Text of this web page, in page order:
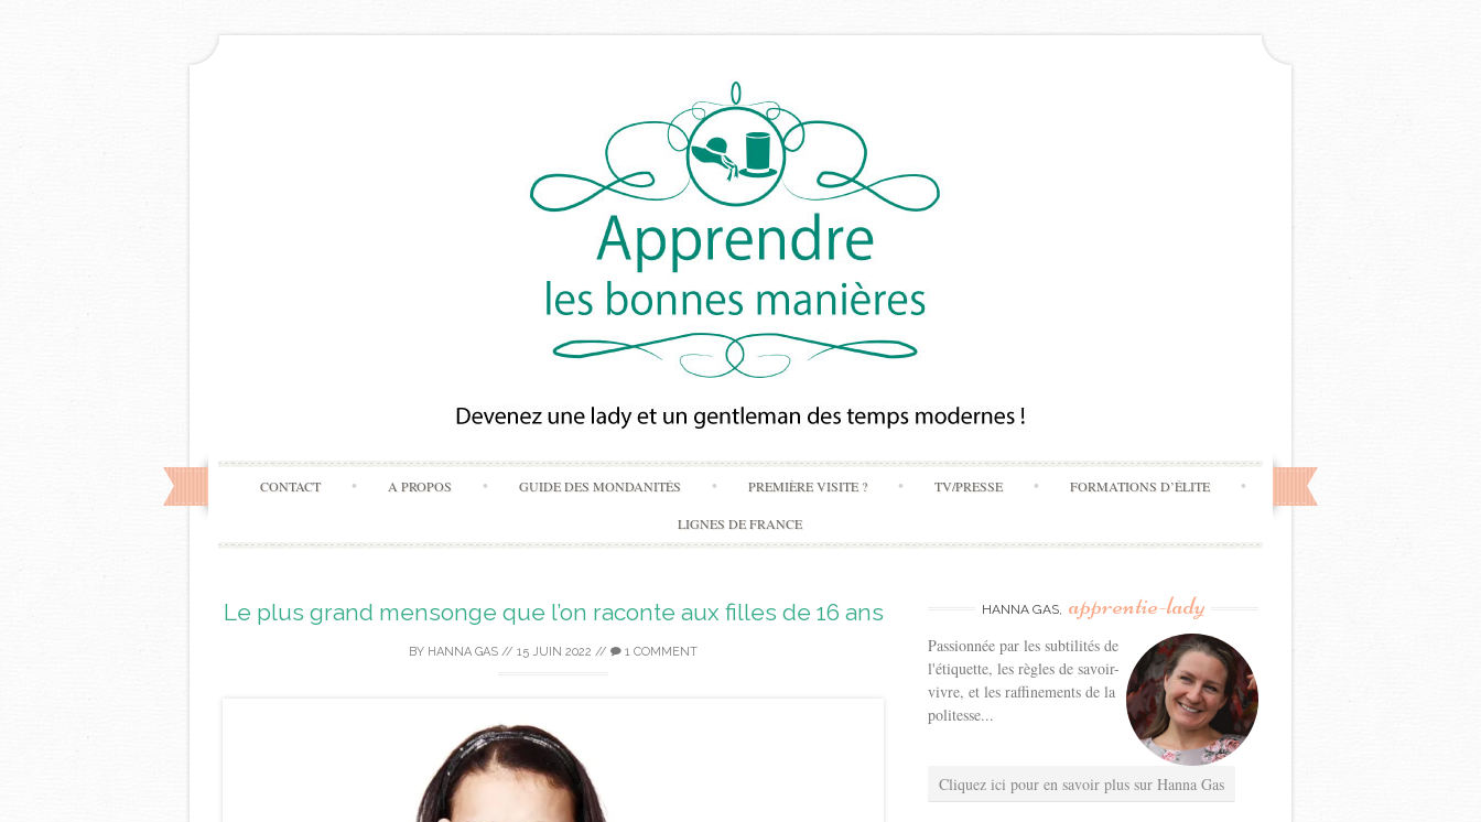
Skip
to
content
CONTACT A PROPOS GUIDE DES MONDANITÉS PREMIÈRE VISITE ? TV/PRESSE FORMATIONS D’ÉLITE
LIGNES DE FRANCE
Le plus grand mensonge que l’on raconte aux filles de 16 ans
BY HANNA GAS // 15 JUIN 2022 // 1 COMMENT
HANNA GAS, apprentie-lady
Passionnée par les subtilités de
l'étiquette, les règles de savoir-
vivre, et les raffinements de la
politesse...
Cliquez ici pour en savoir plus sur Hanna Gas